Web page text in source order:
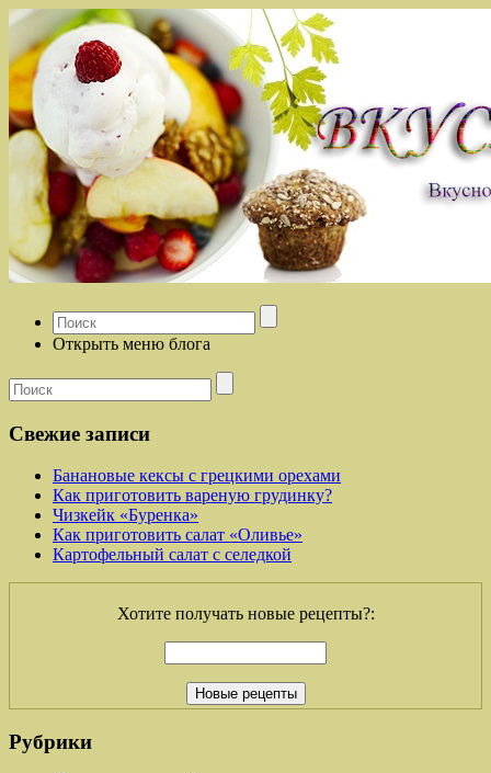
Открыть меню блога
Свежие записи
Банановые кексы с грецкими орехами
Как приготовить вареную грудинку?
Чизкейк «Буренка»
Как приготовить салат «Оливье»
Картофельный салат с селедкой
Хотите получать новые рецепты?:
Рубрики